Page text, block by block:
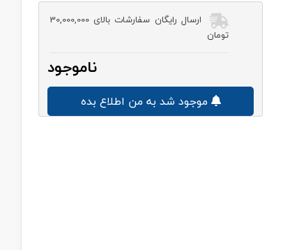
ارسال رایگان سفارشات بالای 30,000,000
تومان
ناموجود